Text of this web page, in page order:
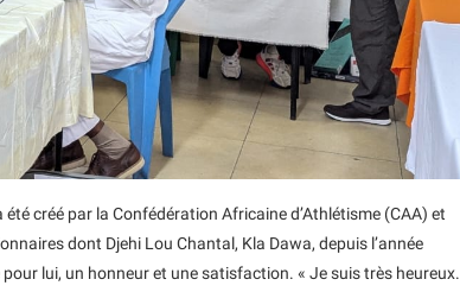
créé par la Confédération Africaine d’Athlétisme (CAA) et
dont Djehi Lou Chantal, Kla Dawa, depuis l’année
lui, un honneur et une satisfaction. « Je suis très heureux.